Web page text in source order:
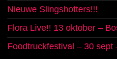
Nieuwe Slingshotters!!!
Flora Live!! 13 oktober –
Foodtruckfestival – 30 sept